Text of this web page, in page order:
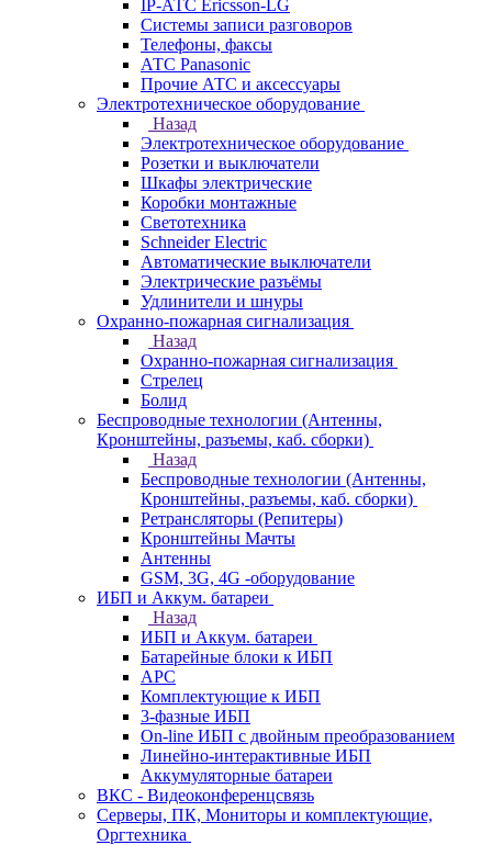
IP-АТС Ericsson-LG
Системы записи разговоров
Телефоны, факсы
АТС Panasonic
Прочие АТС и аксессуары
Электротехническое оборудование
Назад
Электротехническое оборудование
Розетки и выключатели
Шкафы электрические
Коробки монтажные
Светотехника
Schneider Electric
Автоматические выключатели
Электрические разъёмы
Удлинители и шнуры
Охранно-пожарная сигнализация
Назад
Охранно-пожарная сигнализация
Стрелец
Болид
Беспроводные технологии (Антенны,
Кронштейны, разъемы, каб. сборки)
Назад
Беспроводные технологии (Антенны,
Кронштейны, разъемы, каб. сборки)
Ретрансляторы (Репитеры)
Кронштейны Мачты
Антенны
GSM, 3G, 4G -оборудование
ИБП и Аккум. батареи
Назад
ИБП и Аккум. батареи
Батарейные блоки к ИБП
APC
Комплектующие к ИБП
3-фазные ИБП
On-line ИБП с двойным преобразованием
Линейно-интерактивные ИБП
Аккумуляторные батареи
ВКС - Видеоконференцсвязь
Серверы, ПК, Мониторы и комплектующие,
Оргтехника